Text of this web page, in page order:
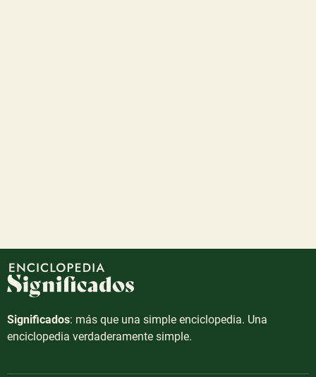
Significados: más que una simple enciclopedia. Una
enciclopedia verdaderamente simple.